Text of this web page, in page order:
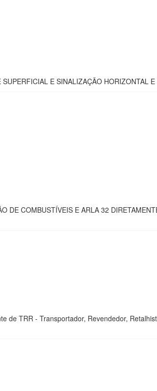
E SINALIZAÇÃO HORIZONTAL
DE COMBUSTÍVEIS E ARLA 32
de TRR - Transportador, Revendedor,